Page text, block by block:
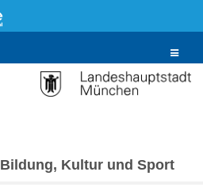
Toggle
Bildung, Kultur und Sport